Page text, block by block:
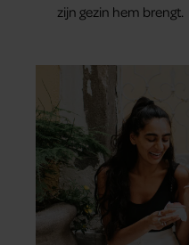
zijn gezin hem brengt.